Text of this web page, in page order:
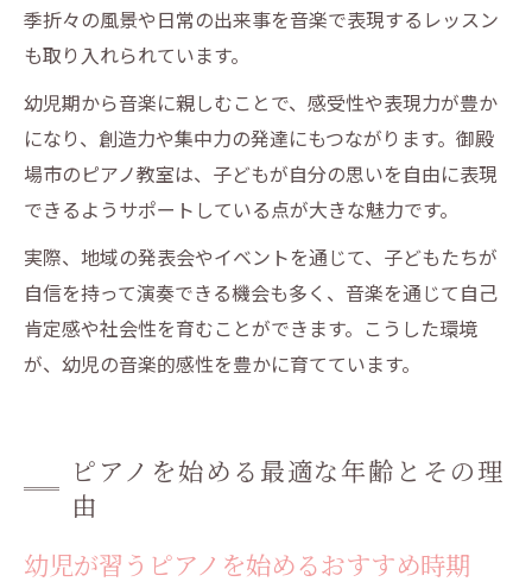
季折々の風景や日常の出来事を音楽で表現するレッスン
も取り入れられています。
幼児期から音楽に親しむことで、感受性や表現力が豊か
になり、創造力や集中力の発達にもつながります。御殿
場市のピアノ教室は、子どもが自分の思いを自由に表現
できるようサポートしている点が大きな魅力です。
実際、地域の発表会やイベントを通じて、子どもたちが
自信を持って演奏できる機会も多く、音楽を通じて自己
肯定感や社会性を育むことができます。こうした環境
が、幼児の音楽的感性を豊かに育てています。
ピアノを始める最適な年齢とその理
由
幼児が習うピアノを始めるおすすめ時期